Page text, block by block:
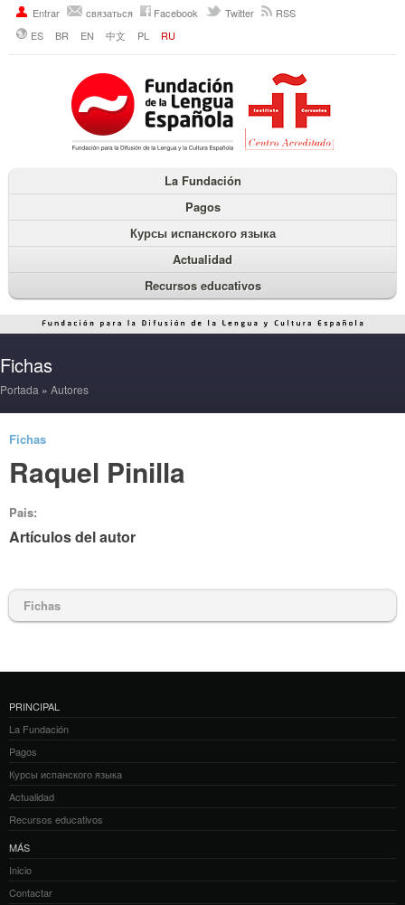
Entrar связаться Facebook Twitter
RSS
ES
BR EN 中文 PL RU
La Fundación
Pagos
Курсы испанского языка
Actualidad
Recursos educativos
Fichas
Portada » Autores
Fichas
Raquel Pinilla
Pais:
Artículos del autor
Fichas
PRINCIPAL
La Fundación
Pagos
Курсы испанского языка
Actualidad
Recursos educativos
MÁS
Inicio
Contactar